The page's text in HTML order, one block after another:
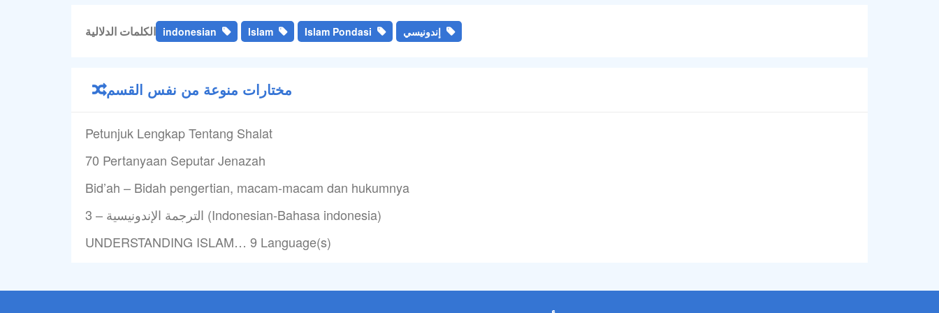
الكلمات الدلالية indonesian Islam Islam Pondasi إندونيسي
مختارات منوعة من نفس القسم
Petunjuk Lengkap Tentang Shalat
70 Pertanyaan Seputar Jenazah
Bid’ah – Bidah pengertian, macam-macam dan hukumnya
3 – الترجمة الإندونيسية (Indonesian-Bahasa indonesia)
UNDERSTANDING ISLAM… 9 Language(s)